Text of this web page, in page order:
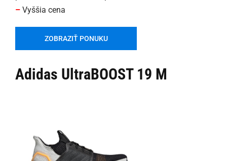
– Vyššia cena
ZOBRAZIŤ PONUKU
Adidas UltraBOOST 19 M